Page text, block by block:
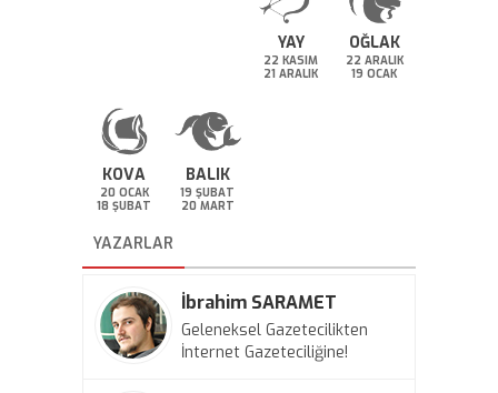
YAY
22 KASIM
21 ARALIK
OĞLAK
22 ARALIK
19 OCAK
KOVA
20 OCAK
18 ŞUBAT
BALIK
19 ŞUBAT
20 MART
YAZARLAR
İbrahim SARAMET
Geleneksel Gazetecilikten
İnternet Gazeteciliğine!